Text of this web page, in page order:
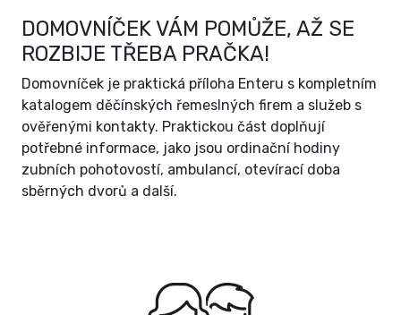
DOMOVNÍČEK VÁM POMŮŽE, AŽ SE
ROZBIJE TŘEBA PRAČKA!
Domovníček je praktická příloha Enteru s kompletním
katalogem děčínských řemeslných firem a služeb s
ověřenými kontakty. Praktickou část doplňují
potřebné informace, jako jsou ordinační hodiny
zubních pohotovostí, ambulancí, otevírací doba
sběrných dvorů a další.